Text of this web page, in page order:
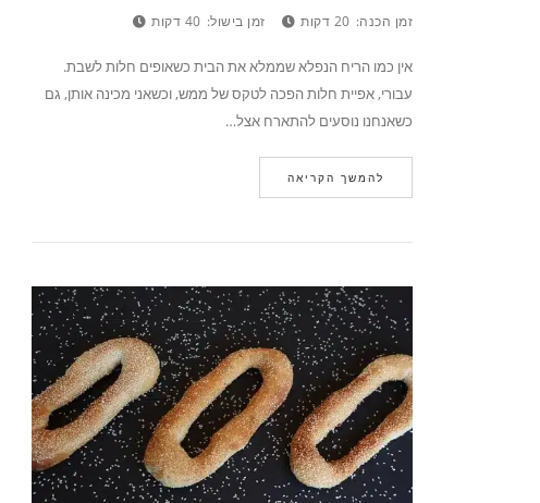
זמן הכנה: 20 דקות זמן בישול: 40 דקות
אין כמו הריח הנפלא שממלא את הבית כשאופים חלות לשבת.
עבורי, אפיית חלות הפכה לטקס של ממש, וכשאני מכינה אותן, גם
כשאנחנו נוסעים להתארח אצל…
להמשך הקריאה